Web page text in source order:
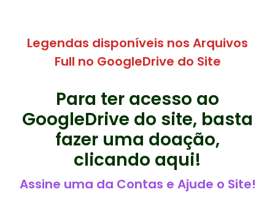
Legendas disponíveis nos Arquivos
Full no GoogleDrive do Site
Para ter acesso ao
GoogleDrive do site, basta
fazer uma doação,
clicando aqui!
Assine uma da Contas e Ajude o Site!